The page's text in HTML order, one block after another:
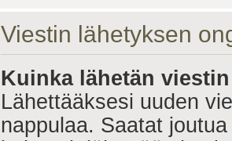
Viestin lähetyksen
Kuinka lähetän
Lähettääksesi uuden
nappulaa. Saatat